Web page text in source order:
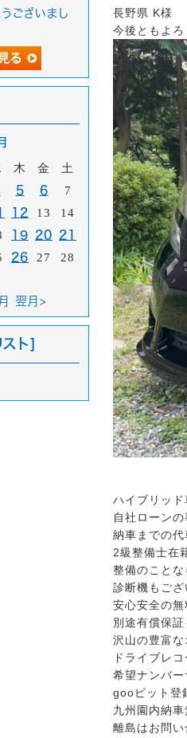
長野県 K様
今後ともよろ
ハイブリッド
自社ローン
納車までの代
2級整備士在
整備のことな
診断機もござ
安心安全の
別途有償保証
沢山の豊富な
ドライブレ
希望ナンバー
gooピット登
九州園内納車
離島はお問い
ございまし
木 金
土
5 6
7
12 13
14
19 20 21
26 27
28
翌月>
ト]